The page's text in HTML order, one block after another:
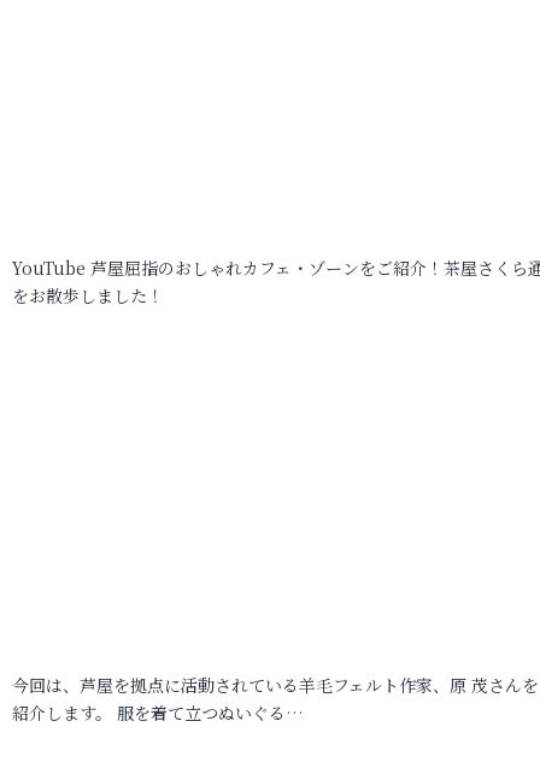
YouTube 芦屋屈指のおしゃれカフェ・ゾーンをご紹介！茶屋さくら
をお散歩しました！
今回は、芦屋を拠点に活動されている羊毛フェルト作家、原 茂さん
紹介します。 服を着て立つぬいぐる…